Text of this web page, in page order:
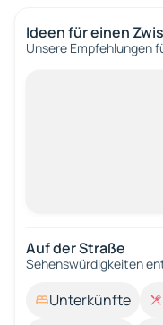
Ideen für einen
Unsere Empfehlungen
Auf der Straße
Sehenswürdigkeiten
Unterkünfte